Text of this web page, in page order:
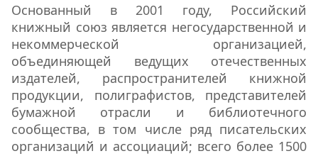
Основанный в 2001 году, Российский
книжный союз является негосударственной и
некоммерческой организацией,
объединяющей ведущих отечественных
издателей, распространителей книжной
продукции, полиграфистов, представителей
бумажной отрасли и библиотечного
сообщества, в том числе ряд писательских
организаций и ассоциаций; всего более 1500